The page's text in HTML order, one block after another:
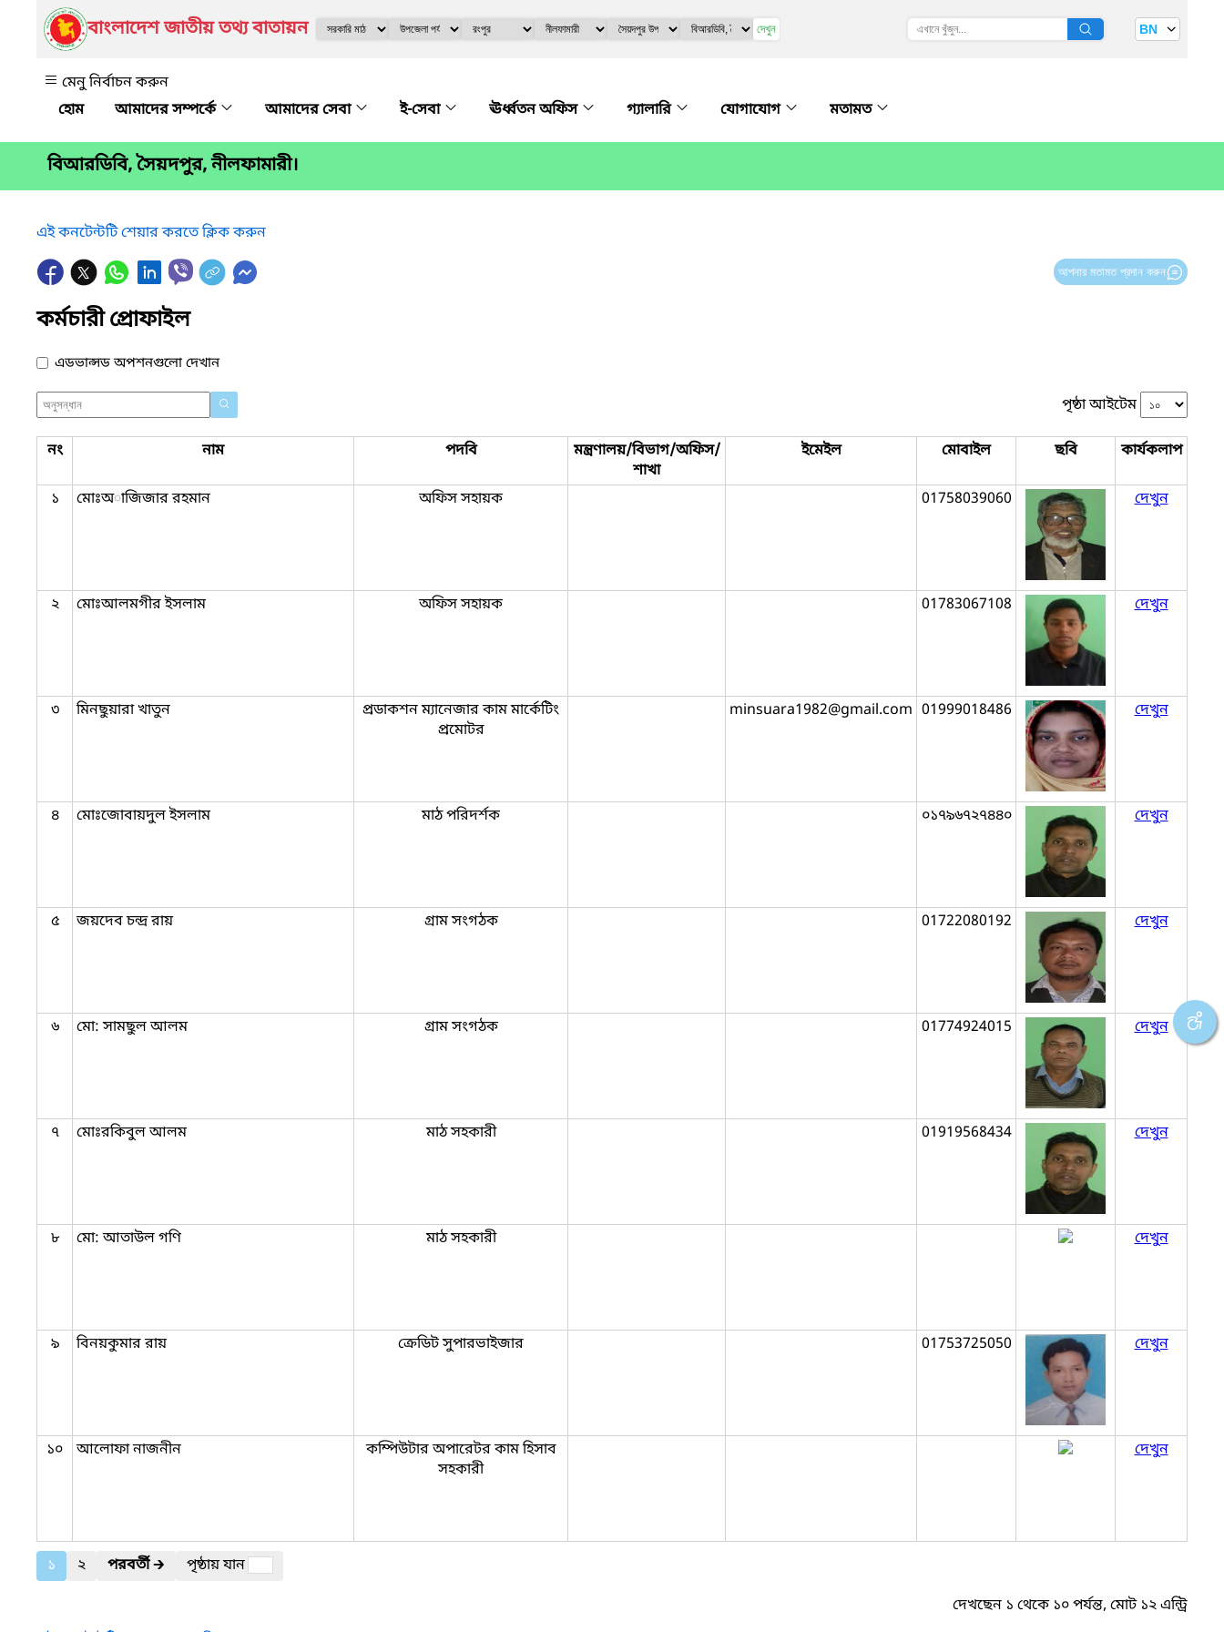
বাংলাদেশ জাতীয় তথ্য বাতায়ন দেখুন BN
মেনু নির্বাচন করুন
আমাদের সম্পর্কে
আমাদের সেবা ই-সেবা ঊর্ধ্বতন অফিস গ্যালারি যোগাযোগ মতামত
বিআরডিবি, সৈয়দপুর, নীলফামারী।
এই কনটেন্টটি শেয়ার করতে ক্লিক করুন
আপনার মতামত প্রদান করুন
কর্মচারী প্রোফাইল
এডভান্সড অপশনগুলো দেখান
পৃষ্ঠা আইটেম
নং নাম পদবি
মন্ত্রণালয়/বিভাগ/অফিস/
শাখা
ইমেইল মোবাইল ছবি কার্যকলাপ
১ মোঃঅাজিজার রহমান অফিস সহায়ক 01758039060 দেখুন
২ মোঃআলমগীর ইসলাম অফিস সহায়ক 01783067108 দেখুন
৩ মিনছুয়ারা খাতুন
প্রডাকশন ম্যানেজার কাম মার্কেটিং
প্রমোটর
minsuara1982@gmail.com 01999018486 দেখুন
৪ মোঃজোবায়দুল ইসলাম মাঠ পরিদর্শক ০১৭৯৬৭২৭৪৪০ দেখুন
৫ জয়দেব চন্দ্র রায় গ্রাম সংগঠক 01722080192 দেখুন
৬ মো: সামছুল আলম গ্রাম সংগঠক 01774924015 দেখুন
৭ মোঃরকিবুল আলম মাঠ সহকারী 01919568434 দেখুন
৮ মো: আতাউল গণি মাঠ সহকারী দেখুন
৯ বিনয়কুমার রায় ক্রেডিট সুপারভাইজার 01753725050 দেখুন
১০ আলোফা নাজনীন
কম্পিউটার অপারেটর কাম হিসাব
সহকারী
দেখুন
১ ২ পরবর্তী🡲
পৃষ্ঠায় যান
দেখছেন ১ থেকে ১০ পর্যন্ত, মোট ১২ এন্ট্রি